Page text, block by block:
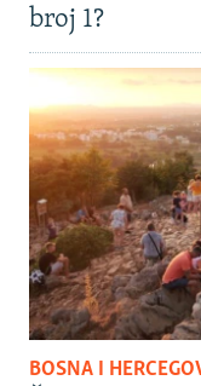
broj 1?
BOSNA I